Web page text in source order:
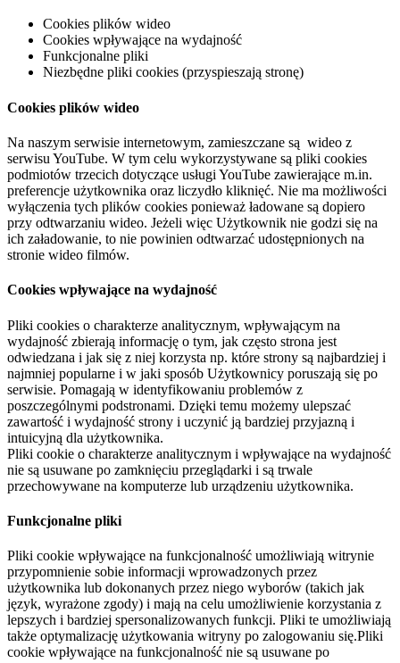
Cookies plików wideo
Cookies wpływające na wydajność
Funkcjonalne pliki
Niezbędne pliki cookies (przyspieszają stronę)
Cookies plików wideo
Na naszym serwisie internetowym, zamieszczane są wideo z
serwisu YouTube. W tym celu wykorzystywane są pliki cookies
podmiotów trzecich dotyczące usługi YouTube zawierające m.in.
preferencje użytkownika oraz liczydło kliknięć. Nie ma możliwości
wyłączenia tych plików cookies ponieważ ładowane są dopiero
przy odtwarzaniu wideo. Jeżeli więc Użytkownik nie godzi się na
ich załadowanie, to nie powinien odtwarzać udostępnionych na
stronie wideo filmów.
Cookies wpływające na wydajność
Pliki cookies o charakterze analitycznym, wpływającym na
wydajność zbierają informację o tym, jak często strona jest
odwiedzana i jak się z niej korzysta np. które strony są najbardziej i
najmniej popularne i w jaki sposób Użytkownicy poruszają się po
serwisie. Pomagają w identyfikowaniu problemów z
poszczególnymi podstronami. Dzięki temu możemy ulepszać
zawartość i wydajność strony i uczynić ją bardziej przyjazną i
intuicyjną dla użytkownika.
Pliki cookie o charakterze analitycznym i wpływające na wydajność
nie są usuwane po zamknięciu przeglądarki i są trwale
przechowywane na komputerze lub urządzeniu użytkownika.
Funkcjonalne pliki
Pliki cookie wpływające na funkcjonalność umożliwiają witrynie
przypomnienie sobie informacji wprowadzonych przez
użytkownika lub dokonanych przez niego wyborów (takich jak
język, wyrażone zgody) i mają na celu umożliwienie korzystania z
lepszych i bardziej spersonalizowanych funkcji. Pliki te umożliwiają
także optymalizację użytkowania witryny po zalogowaniu się.Pliki
cookie wpływające na funkcjonalność nie są usuwane po